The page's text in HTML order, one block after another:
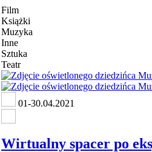
Film
Książki
Muzyka
Inne
Sztuka
Teatr
01-30.04.2021
Wirtualny spacer po